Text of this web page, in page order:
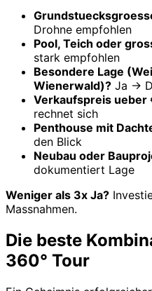
Drohne empfohlen
Pool, Teich oder
stark empfohlen
Besondere Lage
Wienerwald)? Ja →
Verkaufspreis
rechnet sich
Penthouse mit
den Blick
Neubau oder
dokumentiert Lage
Weniger als 3x Ja?
Massnahmen.
Die beste
360° Tour